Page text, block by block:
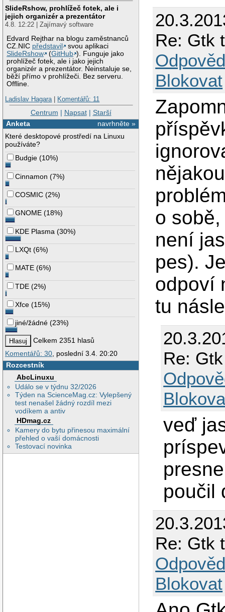
SlideRshow, prohlížeč fotek, ale i
jejich organizér a prezentátor
4.8. 12:22 | Zajímavý software
Edvard Rejthar na blogu zaměstnanců
CZ.NIC představil
svou aplikaci
SlideRshow
(GitHub ). Funguje jako
prohlížeč fotek, ale i jako jejich
organizér a prezentátor. Neinstaluje se,
běží přímo v prohlížeči. Bez serveru.
Offline.
Ladislav Hagara| Komentářů: 11
Centrum | Napsat| Starší
navrhněte »
Anketa
Které desktopové prostředí na Linuxu
používáte?
Budgie (10%)
Cinnamon (7%)
COSMIC (2%)
GNOME (18%)
KDE Plasma (30%)
LXQt (6%)
MATE (6%)
TDE (2%)
Xfce (15%)
jiné/žádné (23%)
Celkem 2351 hlasů
Komentářů: 30 , poslední 3.4. 20:20
Rozcestník
AbcLinuxu
Událo se v týdnu 32/2026
Týden na ScienceMag.cz: Vylepšený
test nenašel žádný rozdíl mezi
vodíkem a antiv
HDmag.cz
Kamery do bytu přinesou maximální
přehled o vaší domácnosti
Testovací novinka
Re: Gtk
Blokovat
o
není
pes).
odpoví
tu
Re:
veď
poučil
Re: Gtk
Blokovat